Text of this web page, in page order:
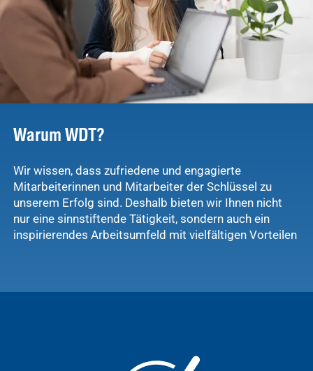
Warum WDT?
Wir wissen, dass zufriedene und engagierte
Mitarbeiterinnen und Mitarbeiter der Schlüssel zu
unserem Erfolg sind. Deshalb bieten wir Ihnen nicht
nur eine sinnstiftende Tätigkeit, sondern auch ein
inspirierendes Arbeitsumfeld mit vielfältigen Vorteilen